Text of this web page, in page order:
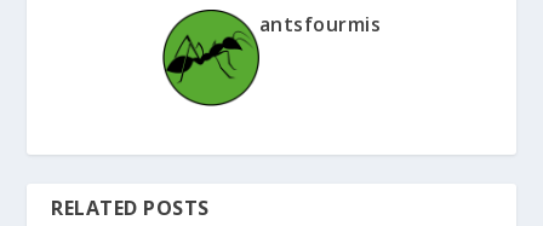
antsfourmis
RELATED POSTS